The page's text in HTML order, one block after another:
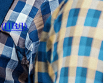
(ПВЛ)